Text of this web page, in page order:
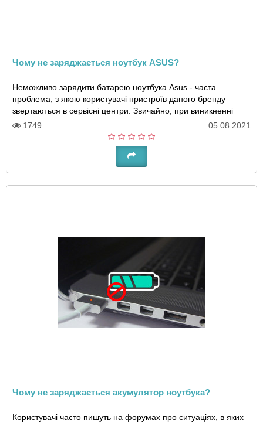
Чому не заряджається ноутбук ASUS?
Неможливо зарядити батарею ноутбука Asus - часта
проблема, з якою користувачі пристроїв даного бренду
звертаються в сервісні центри. Звичайно, при виникненні
будь-яких проблем з електронікою краще від..
1749 05.08.2021
Чому не заряджається акумулятор ноутбука?
Користувачі часто пишуть на форумах про ситуаціях, в яких